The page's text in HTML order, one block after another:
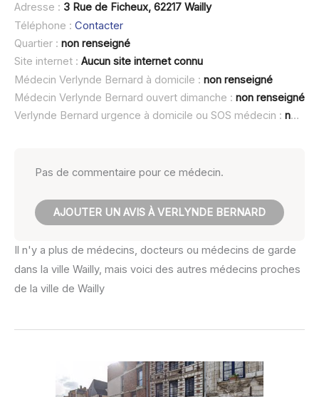
Adresse : 3 Rue de Ficheux, 62217 Wailly
Téléphone : Contacter
Quartier : non renseigné
Site internet : Aucun site internet connu
Médecin Verlynde Bernard à domicile : non renseigné
Médecin Verlynde Bernard ouvert dimanche : non renseigné
Verlynde Bernard urgence à domicile ou SOS médecin : non renseigné
Pas de commentaire pour ce médecin.
AJOUTER UN AVIS À VERLYNDE BERNARD
Il n'y a plus de médecins, docteurs ou médecins de garde
dans la ville Wailly, mais voici des autres médecins proches
de la ville de Wailly